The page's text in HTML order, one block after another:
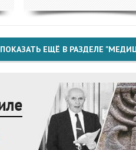
ПОКАЗАТЬ ЕЩЁ В РАЗДЕЛЕ